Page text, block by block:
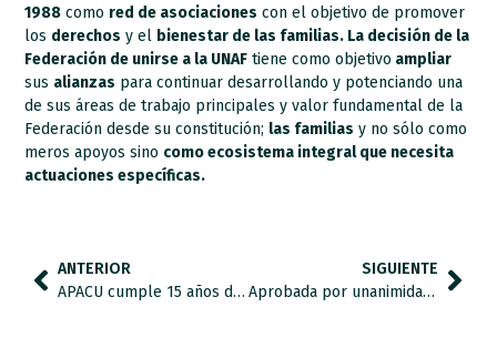
1988 como red de asociaciones con el objetivo de promover
los derechos y el bienestar de las familias. La decisión de la
Federación de unirse a la UNAF tiene como objetivo ampliar
sus alianzas para continuar desarrollando y potenciando una
de sus áreas de trabajo principales y valor fundamental de la
Federación desde su constitución; las familias y no sólo como
meros apoyos sino como ecosistema integral que necesita
actuaciones específicas.
ANTERIOR
APACU cumple 15 años de vida.
SIGUIENTE
Aprobada por unanimidad la PNL que insta a extender el uso universal de pictogramas en espacios público